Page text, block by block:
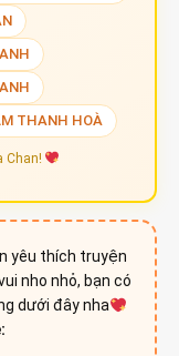
THANH HOÀ
Chan!
yêu thích truyện
nho nhỏ, bạn có
dưới đây nha